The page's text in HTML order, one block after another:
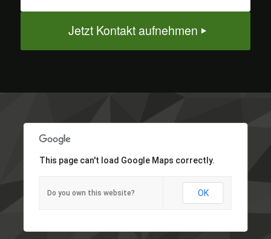
Jetzt Kontakt aufnehmen
This page can't load Google Maps correctly.
Do you own this website? OK